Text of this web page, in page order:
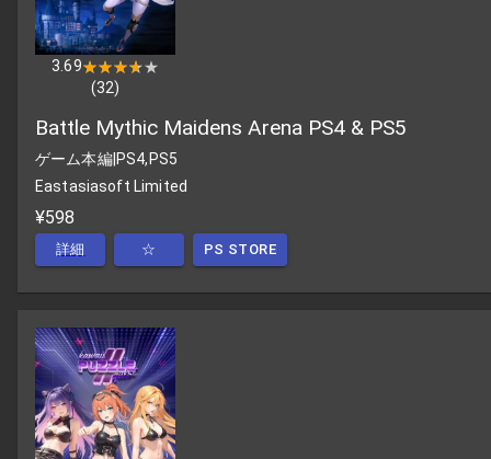
3.69★★★★★
★★★★★
(32)
Battle Mythic Maidens Arena PS4 & PS5
ゲーム本編| PS4,PS5
Eastasiasoft Limited
¥598
詳細 ☆ PS STORE